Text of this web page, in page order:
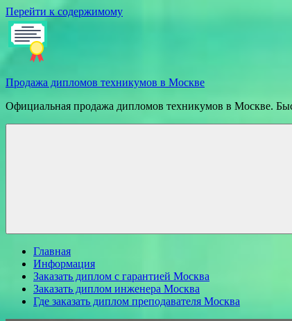
Перейти к содержимому
Продажа дипломов техникумов в Москве
Официальная продажа дипломов техникумов в Москве.
Главная
Информация
Заказать диплом с гарантией Москва
Заказать диплом инженера Москва
Где заказать диплом преподавателя Москва